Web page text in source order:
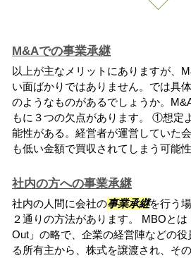
M&Aでの事業承継
以上が主なメリットにありますが、
い面ばかりではありません。では具
のようなものがあるでしょうか。
もに３つの欠点があります。 ①想定
能性がある。経営者が運営していた
も低い金額で買収されてしまう可能
社内の方への事業承継
社内の人間に会社の事業承継を行う
２通りの方法があります。 MBOと
Out」の略で、企業の経営陣などの
る所有主から、株式を譲渡され、そ